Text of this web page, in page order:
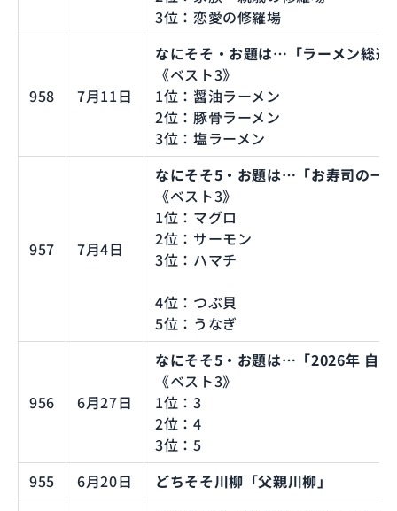
3位：恋愛の修羅場
958 7月11日
なにそそ・お題は…「ラーメン総選
《ベスト3》
1位：醤油ラーメン
2位：豚骨ラーメン
3位：塩ラーメン
957 7月4日
なにそそ5・お題は…「お寿司の一
《ベスト3》
1位：マグロ
2位：サーモン
3位：ハマチ
4位：つぶ貝
5位：うなぎ
956 6月27日
なにそそ5・お題は…「2026年 自
《ベスト3》
1位：3
2位：4
3位：5
955
6月20日 どちそそ川柳「父親川柳」